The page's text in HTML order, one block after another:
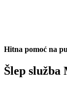
Hitna pomoć na
Šlep služba